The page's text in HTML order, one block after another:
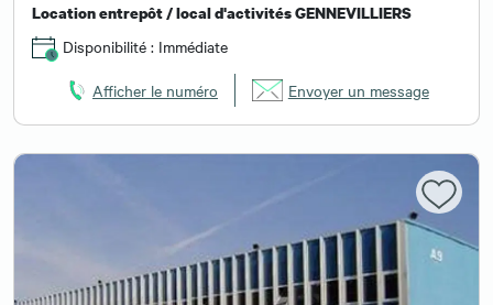
Location entrepôt / local d'activités GENNEVILLIERS
Disponibilité : Immédiate
Afficher le numéro Envoyer un message